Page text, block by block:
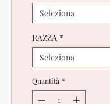
Seleziona
RAZZA *
Seleziona
Quantità *